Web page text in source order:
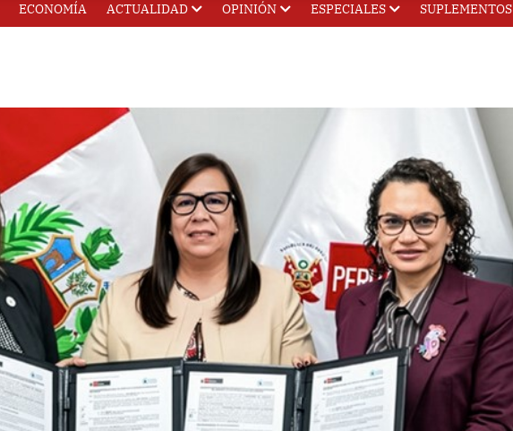
ECONOMÍA ACTUALIDAD OPINIÓN ESPECIALES SUPLEMENTOS